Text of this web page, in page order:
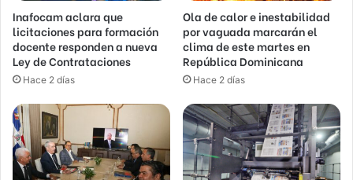
Inafocam aclara que
licitaciones para formación
docente responden a nueva
Ley de Contrataciones
Hace 2 días
Ola de calor e inestabilidad
por vaguada marcarán el
clima de este martes en
República Dominicana
Hace 2 días